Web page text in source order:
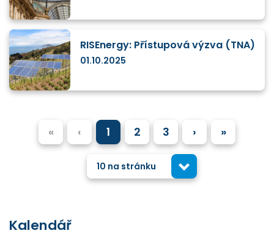
RISEnergy: Přístupová výzva (TNA)
01.10.2025
« ‹ 1 2 3 › »
10 na stránku
Kalendář